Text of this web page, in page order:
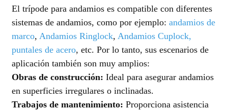
El trípode para andamios es compatible con diferentes
sistemas de andamios, como por ejemplo:andamios de
marco, Andamios Ringlock, Andamios Cuplock,
puntales de acero, etc. Por lo tanto, sus escenarios de
aplicación también son muy amplios:
Obras de construcción:Ideal para asegurar andamios
en superficies irregulares o inclinadas.
Trabajos de mantenimiento: Proporciona asistencia